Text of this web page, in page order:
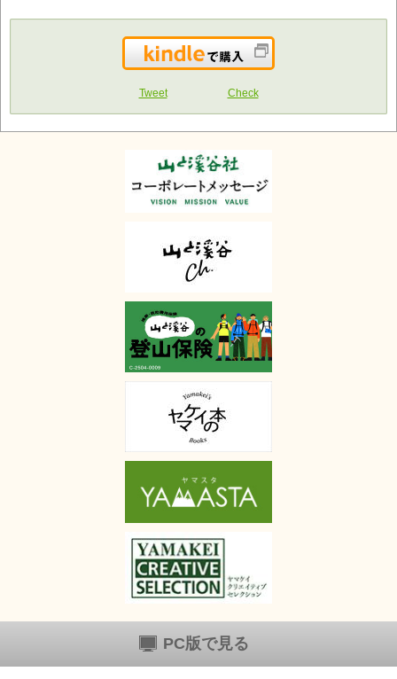
Kindleで購入
Tweet Check
PC版で見る